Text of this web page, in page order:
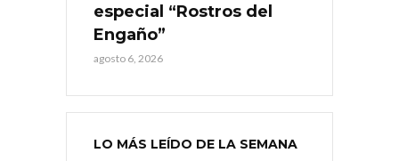
especial “Rostros del
Engaño”
agosto 6, 2026
LO MÁS LEÍDO DE LA SEMANA